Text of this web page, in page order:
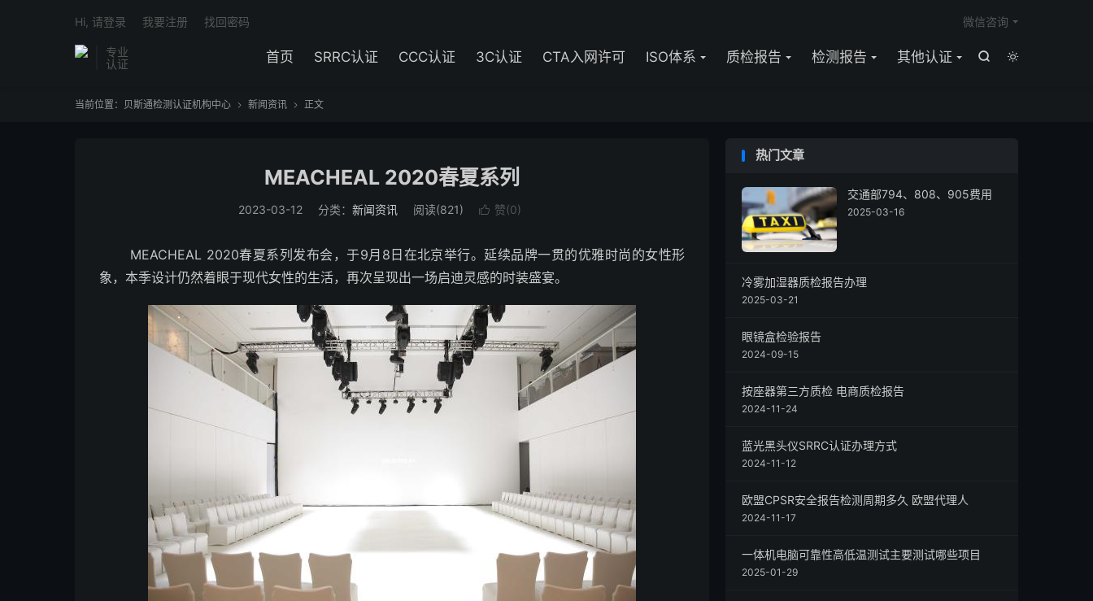
专业
认证


首页 SRRC认证 CCC认证 3C认证 CTA入网许可 ISO体系 质检报告 检测报告 其他认证
微信咨询
Hi, 请登录 我要注册 找回密码
当前位置： 贝斯通检测认证机构中心  新闻资讯  正文
MEACHEAL 2020春夏系列
2023-03-12 分类： 新闻资讯 阅读(821)  赞(0)
MEACHEAL 2020春夏系列发布会，于9月8日在北京举行。延续品牌一贯的优雅时尚的女性形
象，本季设计仍然着眼于现代女性的生活，再次呈现出一场启迪灵感的时装盛宴。
热门文章
交通部794、808、905费用
2025-03-16
冷雾加湿器质检报告办理
2025-03-21
眼镜盒检验报告
2024-09-15
按座器第三方质检 电商质检报告
2024-11-24
蓝光黑头仪SRRC认证办理方式
2024-11-12
欧盟CPSR安全报告检测周期多久 欧盟代理人
2024-11-17
一体机电脑可靠性高低温测试主要测试哪些项目
2025-01-29